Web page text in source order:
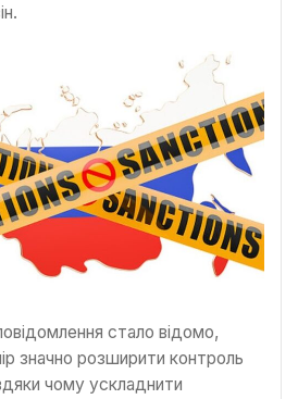
стало відомо,
значно розширити контроль
чому ускладнити